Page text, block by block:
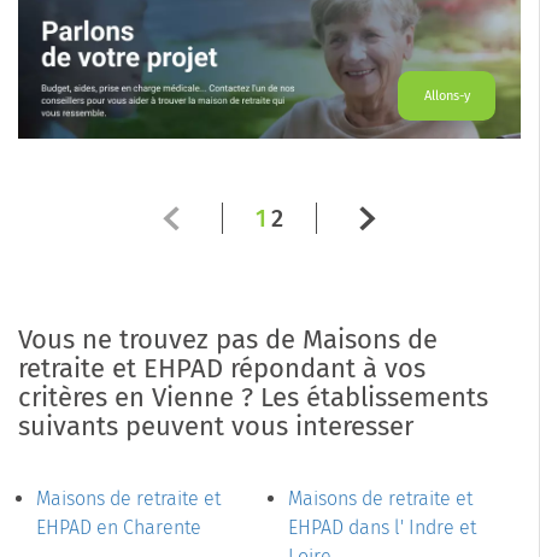
Allons-y
1 2
Vous ne trouvez pas de Maisons de
retraite et EHPAD répondant à vos
critères en Vienne ? Les établissements
suivants peuvent vous interesser
Maisons de retraite et
EHPAD en Charente
Maisons de retraite et
EHPAD dans l' Indre et